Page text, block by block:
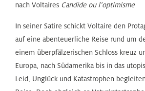
nach Voltaires Candide ou l‘optimisme
In seiner Satire schickt Voltaire den
auf eine abenteuerliche Reise rund um
einem überpfälzerischen Schloss kreuz
Europa, nach Südamerika bis in das
Leid, Unglück und Katastrophen